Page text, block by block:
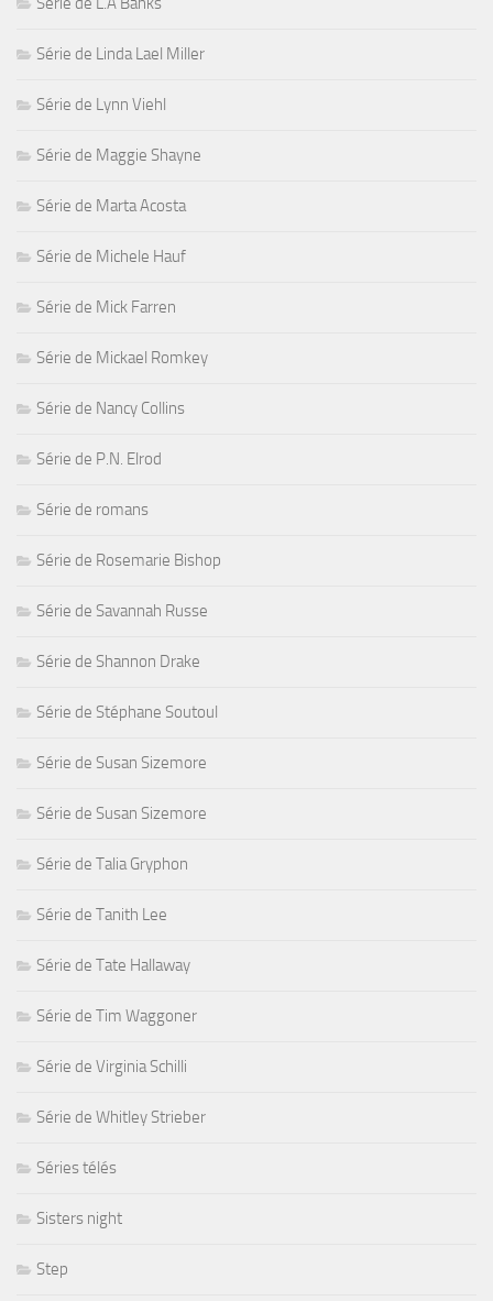
Série de Linda Lael Miller
Série de Lynn Viehl
Série de Maggie Shayne
Série de Marta Acosta
Série de Michele Hauf
Série de Mick Farren
Série de Mickael Romkey
Série de Nancy Collins
Série de P.N. Elrod
Série de romans
Série de Rosemarie Bishop
Série de Savannah Russe
Série de Shannon Drake
Série de Stéphane Soutoul
Série de Susan Sizemore
Série de Susan Sizemore
Série de Talia Gryphon
Série de Tanith Lee
Série de Tate Hallaway
Série de Tim Waggoner
Série de Virginia Schilli
Série de Whitley Strieber
Séries télés
Sisters night
Step